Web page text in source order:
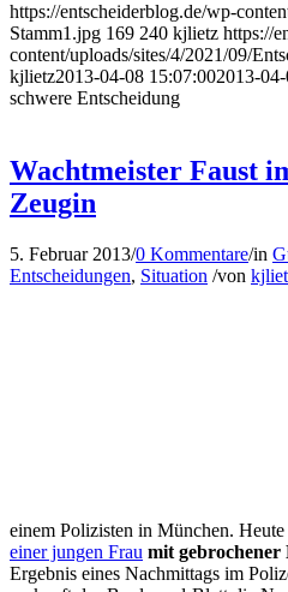
https://entscheiderblog.de/wp-
Stamm1.jpg 169 240 kjlietz https://
content/uploads/sites/4/2021/09/
kjlietz2013-04-08 15:07:002013-
schwere Entscheidung
Wachtmeister Faust
Zeugin
5. Februar 2013/0 Kommentare/in
Entscheidungen, Situation /von
einem Polizisten in München.
einer jungen Frau mit gebrochener
Ergebnis eines Nachmittags im